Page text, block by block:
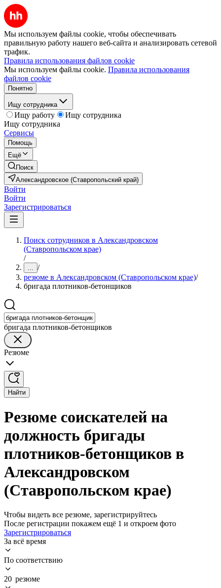
Мы используем файлы cookie, чтобы обеспечивать
правильную работу нашего веб-сайта и анализировать сетевой
трафик.
Правила использования файлов cookie
Мы используем файлы cookie. Правила использования
файлов cookie
Понятно
Ищу сотрудника
Ищу работу
Ищу сотрудника
Ищу сотрудника
Сервисы
Помощь
Ещё
Поиск
Александровское (Ставропольский край)
Войти
Войти
Зарегистрироваться
Поиск сотрудников в Александровском
(Ставропольском крае)
/
... /
резюме в Александровском (Ставропольском крае)/
бригада плотников-бетонщиков
бригада плотников-бетонщиков
Резюме
Найти
Резюме соискателей на
должность бригады
плотников-бетонщиков в
Александровском
(Ставропольском крае)
Чтобы видеть все резюме, зарегистрируйтесь
После регистрации покажем ещё 1 и откроем фото
Зарегистрироваться
За всё время
По соответствию
20 резюме